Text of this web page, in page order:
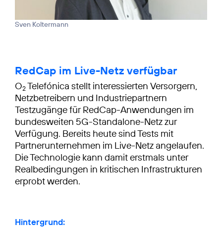
Sven Koltermann
RedCap im Live-Netz verfügbar
O2Telefónica stellt interessierten Versorgern,
Netzbetreibern und Industriepartnern
Testzugänge für RedCap-Anwendungen im
bundesweiten 5G-Standalone-Netz zur
Verfügung. Bereits heute sind Tests mit
Partnerunternehmen im Live-Netz angelaufen.
Die Technologie kann damit erstmals unter
Realbedingungen in kritischen Infrastrukturen
erprobt werden.
Hintergrund: